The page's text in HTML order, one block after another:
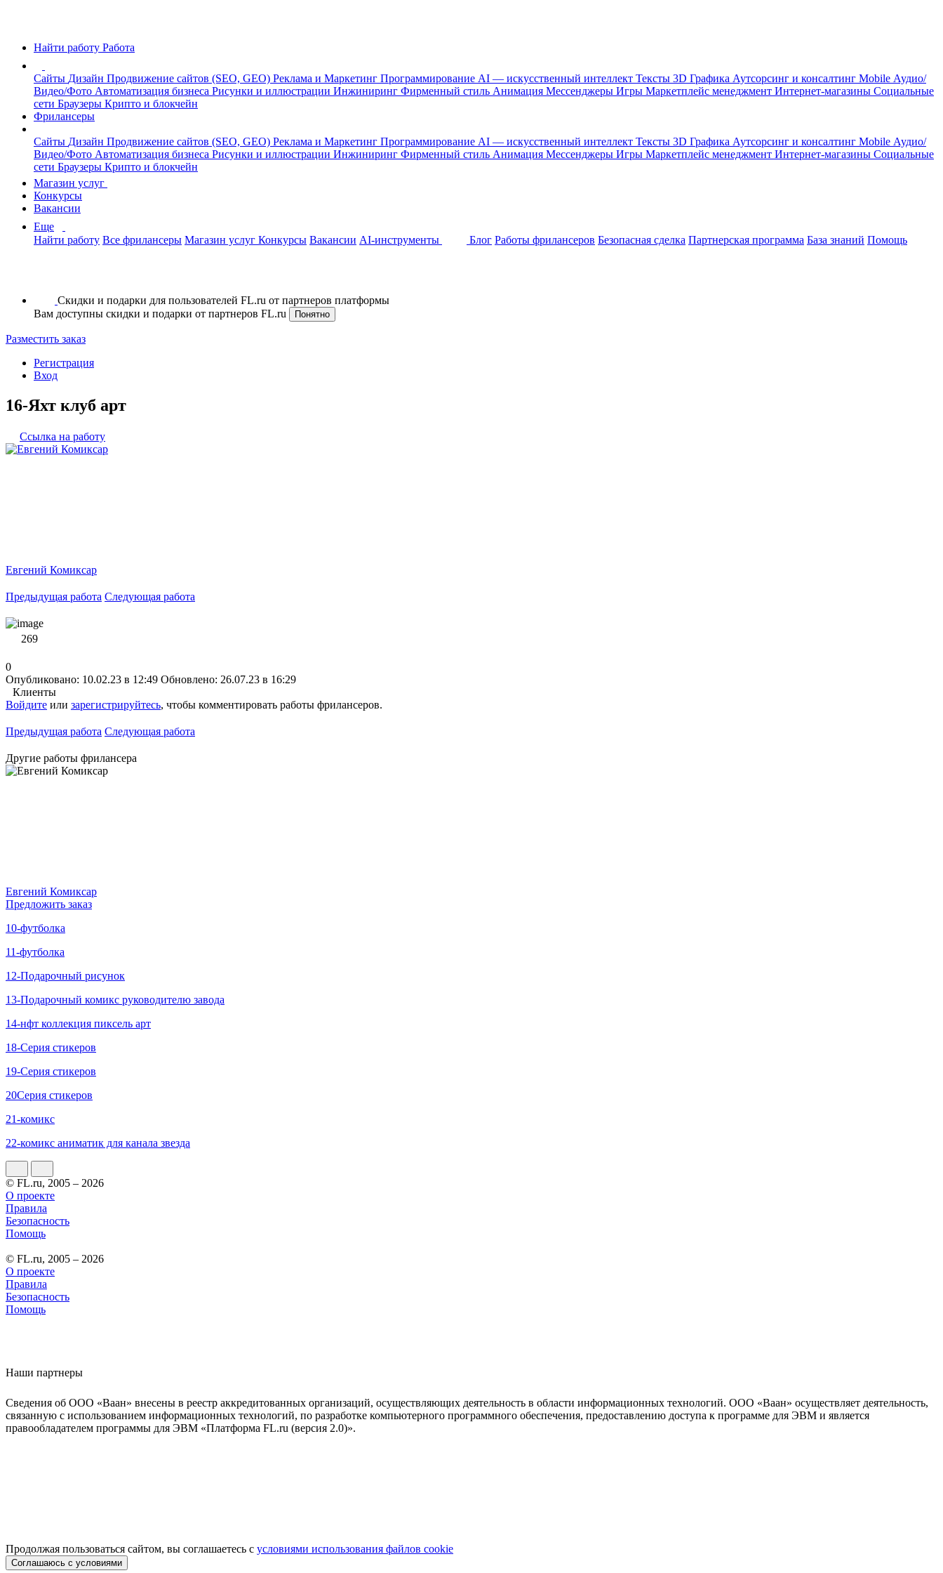
Найти работу Работа
Сайты Дизайн Продвижение сайтов (SEO, GEO) Реклама и Маркетинг Программирование AI — искусственный интеллект Тексты 3D Графика Аутсорсинг и консалтинг Mobile Аудио/
Видео/Фото Автоматизация бизнеса Рисунки и иллюстрации Инжиниринг Фирменный стиль Анимация Мессенджеры Игры Маркетплейс менеджмент Интернет-магазины Социальные
сети Браузеры Крипто и блокчейн
Фрилансеры
Сайты Дизайн Продвижение сайтов (SEO, GEO) Реклама и Маркетинг Программирование AI — искусственный интеллект Тексты 3D Графика Аутсорсинг и консалтинг Mobile Аудио/
Видео/Фото Автоматизация бизнеса Рисунки и иллюстрации Инжиниринг Фирменный стиль Анимация Мессенджеры Игры Маркетплейс менеджмент Интернет-магазины Социальные
сети Браузеры Крипто и блокчейн
Магазин услуг
Конкурсы
Вакансии
Еще
Найти работу Все фрилансеры Магазин услуг Конкурсы Вакансии AI-инструменты Блог Работы фрилансеров Безопасная сделка Партнерская программа База знаний Помощь
Скидки и подарки для пользователей FL.ru от партнеров платформы
Вам доступны скидки и подарки от партнеров FL.ru
Понятно
Разместить заказ
Регистрация
Вход
16-Яхт клуб арт
Ссылка на работу
Евгений Комиксар
Предыдущая работа Следующая работа
269
0
Опубликовано: 10.02.23 в 12:49 Обновлено: 26.07.23 в 16:29
Клиенты
Войдите или зарегистрируйтесь, чтобы комментировать работы фрилансеров.
Предыдущая работа Следующая работа
Другие работы фрилансера
Евгений Комиксар
Предложить заказ
10-футболка
11-футболка
12-Подарочный рисунок
13-Подарочный комикс руководителю завода
14-нфт коллекция пиксель арт
18-Серия стикеров
19-Серия стикеров
20Серия стикеров
21-комикс
22-комикс аниматик для канала звезда
© FL.ru, 2005 – 2026
О проекте
Правила
Безопасность
Помощь
© FL.ru, 2005 – 2026
О проекте
Правила
Безопасность
Помощь
Наши партнеры
Сведения об ООО «Ваан» внесены в реестр аккредитованных организаций, осуществляющих деятельность в области информационных технологий. ООО «Ваан» осуществляет деятельность,
связанную с использованием информационных технологий, по разработке компьютерного программного обеспечения, предоставлению доступа к программе для ЭВМ и является
правообладателем программы для ЭВМ «Платформа FL.ru (версия 2.0)».
Продолжая пользоваться сайтом, вы соглашаетесь с условиями использования файлов cookie
Соглашаюсь с условиями